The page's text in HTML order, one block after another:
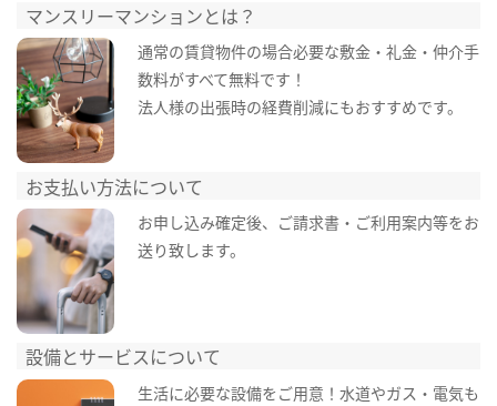
マンスリーマンションとは？
通常の賃貸物件の場合必要な敷金・礼金・仲介手
数料がすべて無料です！
法人様の出張時の経費削減にもおすすめです。
お支払い方法について
お申し込み確定後、ご請求書・ご利用案内等をお
送り致します。
設備とサービスについて
生活に必要な設備をご用意！水道やガス・電気も